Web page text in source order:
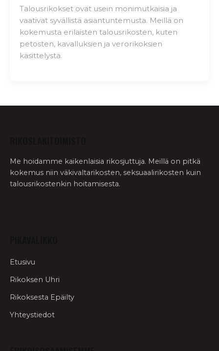
Talousrikokset ovat usein monimutkaisia ja
vaativat syvällistä asiantuntemusta. Meillä on
kokemusta erilaisten talousrikosten, kuten
petosten, kavalluksien ja verorikoksien
käsittelystä.
Me hoidamme kaikenlaisia rikosjuttuja. Meillä on pitkä
kokemus niin väkivaltarikosten, seksuaalirikosten kuin
talousrikostenkin hoitamisesta.
Etusivu
Rikoksen Uhri
Rikoksesta Epäilty
Yhteystiedot